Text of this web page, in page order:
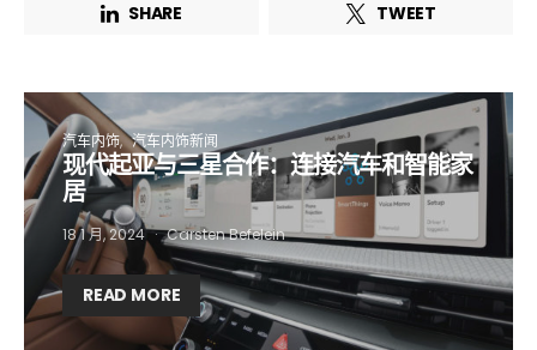
SHARE TWEET
汽车内饰 汽车内饰新闻
现代起亚与三星合作：连接汽车和智能家
居
18 1 月, 2024 Carsten Befelein
READ MORE